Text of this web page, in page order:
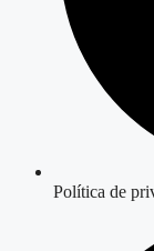
Política de